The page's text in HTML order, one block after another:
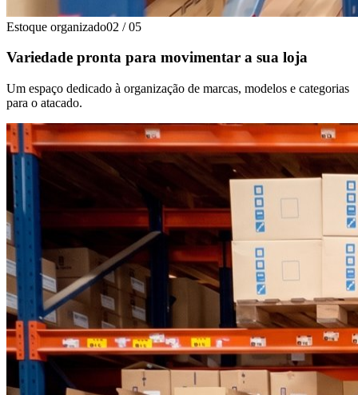
Estoque organizado02 / 05
Variedade pronta para movimentar a sua loja
Um espaço dedicado à organização de marcas, modelos e categorias
para o atacado.